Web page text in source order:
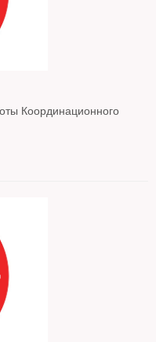
Координационного